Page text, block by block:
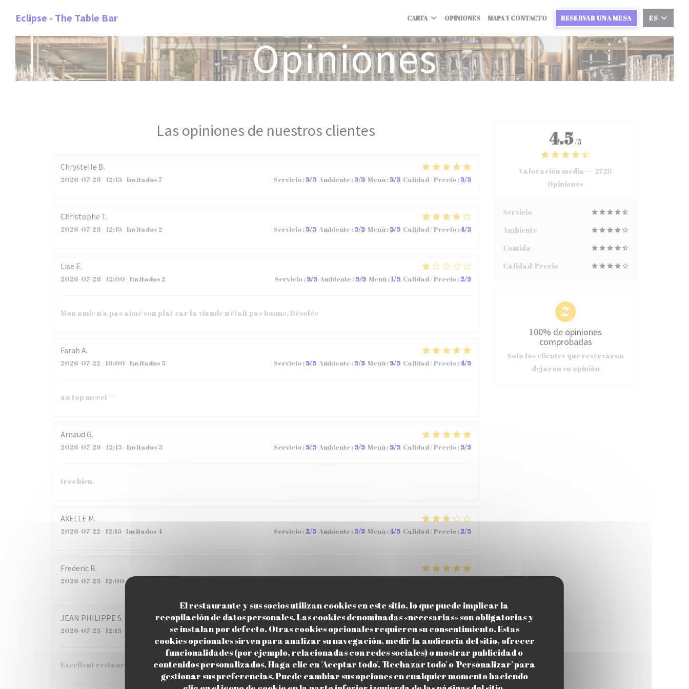
El restaurante y sus socios utilizan cookies en este sitio, lo que puede implicar la
recopilación de datos personales. Las cookies denominadas «necesarias» son obligatorias y
se instalan por defecto. Otras cookies opcionales requieren su consentimiento. Estas
cookies opcionales sirven para analizar su navegación, medir la audiencia del sitio, ofrecer
funcionalidades (por ejemplo, relacionadas con redes sociales) o mostrar publicidad o
contenidos personalizados. Haga clic en 'Aceptar todo', 'Rechazar todo' o 'Personalizar' para
gestionar sus preferencias. Puede cambiar sus opciones en cualquier momento haciendo
Eclipse - The Table Bar CARTA OPINIONES MAPA Y CONTACTO RESERVAR UNA MESA ES
Opiniones
Las opiniones de nuestros clientes
Chrystelle B
2026-07-28 - 12:15 - Invitados 7 Servicio:5/5 Ambiente :5/5 Menú:5/5 Calidad / Precio:5/5
Christophe T
2026-07-28 - 12:15 - Invitados 2 Servicio:5/5 Ambiente :5/5 Menú:5/5 Calidad / Precio:4/5
Lise E
2026-07-28 - 12:00 - Invitados 2 Servicio:5/5 Ambiente :5/5 Menú:1/5 Calidad / Precio:2/5
Mon amie n’a pas aimé son plat car la viande n’était pas bonne. Désolée
Farah A
2026-07-22 - 18:00 - Invitados 5 Servicio:5/5 Ambiente :5/5 Menú:5/5 Calidad / Precio:4/5
au top merci ^^
Arnaud G
2026-07-29 - 12:15 - Invitados 5 Servicio:5/5 Ambiente :5/5 Menú:5/5 Calidad / Precio:5/5
très bien.
AXELLE M
2026-07-22 - 12:15 - Invitados 4 Servicio:2/5 Ambiente :3/5 Menú:4/5 Calidad / Precio:2/5
Frederic B
2026-07-23- 12:00 - Invitados 5
JEAN PHILIPPE S
2026-07-23- 12:15 - Invitados 6 Servicio:4/5 Ambiente:5/5 Menú:5/5 Calidad / Precio:4/5
Excellent restaurant !!!
4.5/5
Valoración media — 2728
Opiniones
Servicio
Ambiente
Comida
Calidad/Precio
100% de opiniones
comprobadas
Solo los clientes que reservaron
dejaron su opinión